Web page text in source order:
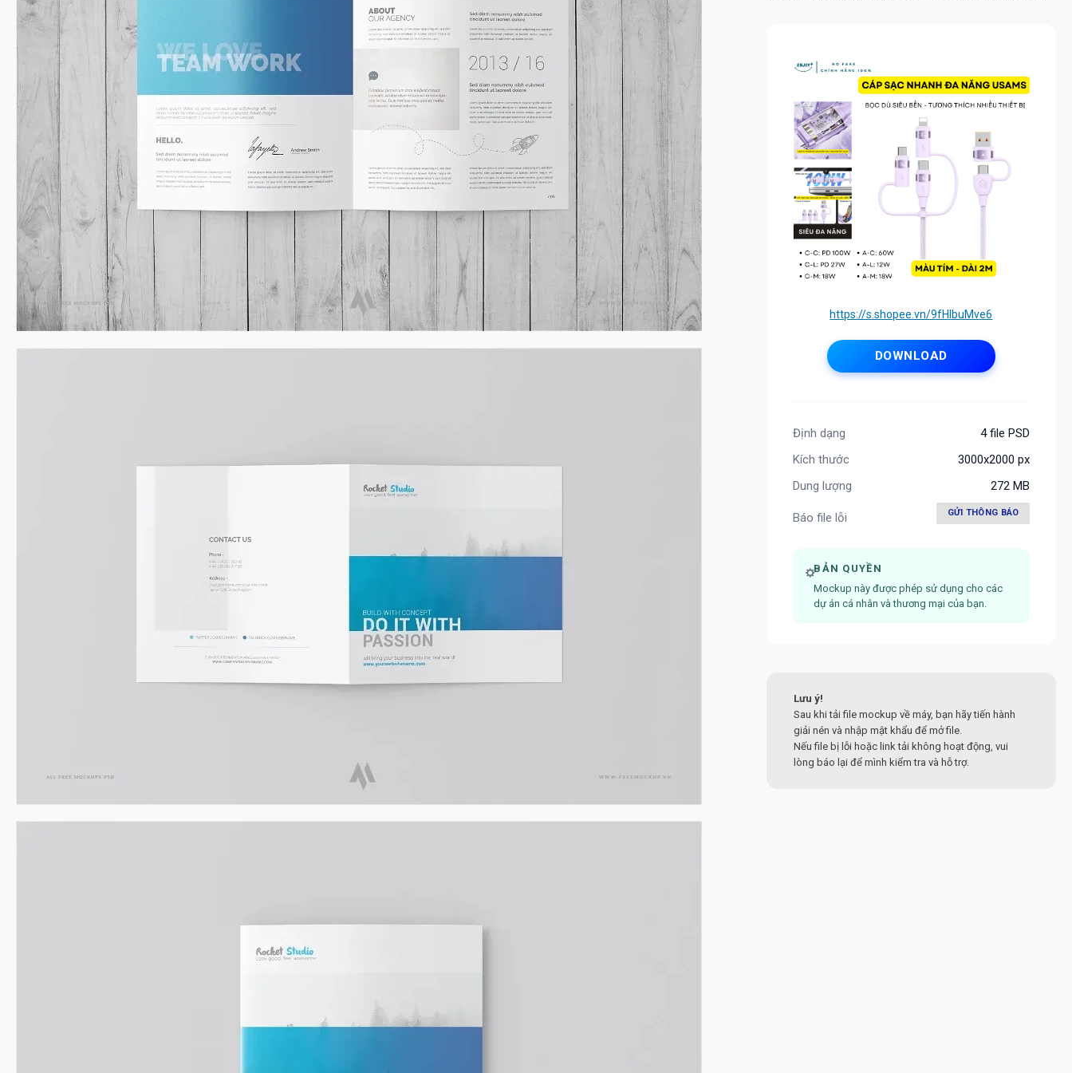
https://s.shopee.vn/9fHlbuMve6
DOWNLOAD
Định dạng
4 file PSD
Kích thước
3000x2000 px
Dung lượng
272 MB
Báo file lỗi GỬI THÔNG BÁO
BẢN QUYỀN
Mockup này được phép sử dụng cho các
dự án cá nhân và thương mại của bạn.
Lưu ý!
Sau khi tải file mockup về máy, bạn hãy tiến hành
giải nén và nhập mật khẩu để mở file.
Nếu file bị lỗi hoặc link tải không hoạt động, vui
lòng báo lại để mình kiểm tra và hỗ trợ.